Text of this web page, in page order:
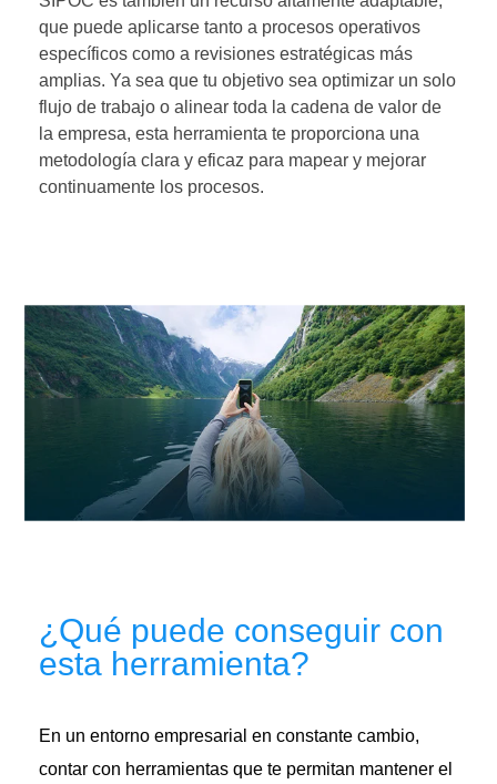
que puede aplicarse tanto a procesos operativos
específicos como a revisiones estratégicas más
amplias. Ya sea que tu objetivo sea optimizar un solo
flujo de trabajo o alinear toda la cadena de valor de
la empresa, esta herramienta te proporciona una
metodología clara y eficaz para mapear y mejorar
continuamente los procesos.
¿Qué puede conseguir con
esta herramienta?
En un entorno empresarial en constante cambio,
contar con herramientas que te permitan mantener el